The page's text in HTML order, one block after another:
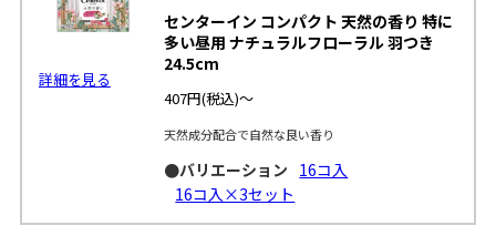
詳細を見る
センターイン コンパクト 天然の香り 特に
多い昼用 ナチュラルフローラル 羽つき
24.5cm
407円(税込)～
天然成分配合で自然な良い香り
●バリエーション 16コ入
16コ入×3セット